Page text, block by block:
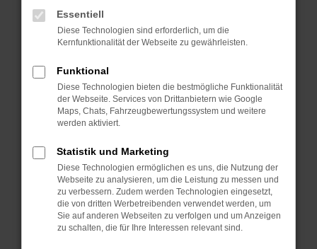
Manche Erweiterungen, wie Werbeblocker,
können das Laden bestimmter Seiten
verhindern. Funktioniert die Seite in einem
Fenster?
Starte dein Gerät neu.
Das kann manchmal helfen, vorübergehende
Probleme zu beheben.
Betriebssystem auf dem neuesten Stand
sind.
Veraltete Software birgt nicht nur ein
Sicherheitsrisiko, sondern kann auch dazu
führen, dass bestimmte Funktionen nicht mehr
unterstützt werden.
Essentiell
Diese Technologien sind erforderlich, um die
Kernfunktionalität der Webseite zu gewährleisten.
Funktional
Diese Technologien bieten die bestmögliche Funktionalität
der Webseite. Services von Drittanbietern wie Google
Maps, Chats, Fahrzeugbewertungssystem und weitere
werden aktiviert.
Statistik und Marketing
Diese Technologien ermöglichen es uns, die Nutzung der
Webseite zu analysieren, um die Leistung zu messen und
zu verbessern. Zudem werden Technologien eingesetzt,
die von dritten Werbetreibenden verwendet werden, um
Sie auf anderen Webseiten zu verfolgen und um Anzeigen
zu schalten, die für Ihre Interessen relevant sind.